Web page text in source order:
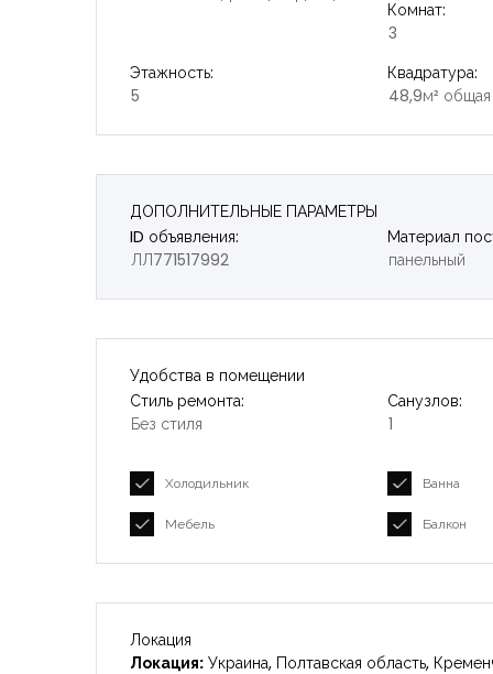
Комнат:
3
Этажность:
5
Квадратура:
48,9м² общая
ДОПОЛНИТЕЛЬНЫЕ ПАРАМЕТРЫ
ID объявления:
ЛЛ771517992
Материал
панельный
Удобства в помещении
Стиль ремонта:
Без стиля
Санузлов:
1
Холодильник Ванна
Мебель Балкон
Локация
Локация: Украина, Полтавская область,